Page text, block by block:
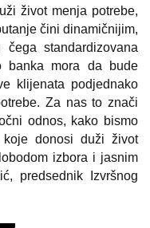
život menja potrebe,
čini dinamičnijim,
standardizovana
banka mora da bude
klijenata podjednako
Za nas to znači
odnos, kako bismo
donosi duži život
izbora i jasnim
predsednik Izvršnog